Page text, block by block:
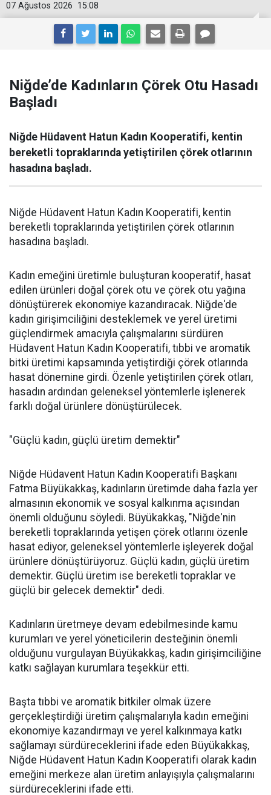
15:08
07 Ağustos 2026
Niğde’de Kadınların Çörek Otu Hasadı
Başladı
Niğde Hüdavent Hatun Kadın Kooperatifi, kentin
bereketli topraklarında yetiştirilen çörek otlarının
hasadına başladı.
Niğde Hüdavent Hatun Kadın Kooperatifi, kentin
bereketli topraklarında yetiştirilen çörek otlarının
hasadına başladı.
Kadın emeğini üretimle buluşturan kooperatif, hasat
edilen ürünleri doğal çörek otu ve çörek otu yağına
dönüştürerek ekonomiye kazandıracak. Niğde'de
kadın girişimciliğini desteklemek ve yerel üretimi
güçlendirmek amacıyla çalışmalarını sürdüren
Hüdavent Hatun Kadın Kooperatifi, tıbbi ve aromatik
bitki üretimi kapsamında yetiştirdiği çörek otlarında
hasat dönemine girdi. Özenle yetiştirilen çörek otları,
hasadın ardından geleneksel yöntemlerle işlenerek
farklı doğal ürünlere dönüştürülecek.
"Güçlü kadın, güçlü üretim demektir"
Niğde Hüdavent Hatun Kadın Kooperatifi Başkanı
Fatma Büyükakkaş, kadınların üretimde daha fazla yer
almasının ekonomik ve sosyal kalkınma açısından
önemli olduğunu söyledi. Büyükakkaş, "Niğde'nin
bereketli topraklarında yetişen çörek otlarını özenle
hasat ediyor, geleneksel yöntemlerle işleyerek doğal
ürünlere dönüştürüyoruz. Güçlü kadın, güçlü üretim
demektir. Güçlü üretim ise bereketli topraklar ve
güçlü bir gelecek demektir" dedi.
Kadınların üretmeye devam edebilmesinde kamu
kurumları ve yerel yöneticilerin desteğinin önemli
olduğunu vurgulayan Büyükakkaş, kadın girişimciliğine
katkı sağlayan kurumlara teşekkür etti.
Başta tıbbi ve aromatik bitkiler olmak üzere
gerçekleştirdiği üretim çalışmalarıyla kadın emeğini
ekonomiye kazandırmayı ve yerel kalkınmaya katkı
sağlamayı sürdüreceklerini ifade eden Büyükakkaş,
Niğde Hüdavent Hatun Kadın Kooperatifi olarak kadın
emeğini merkeze alan üretim anlayışıyla çalışmalarını
sürdüreceklerini ifade etti.